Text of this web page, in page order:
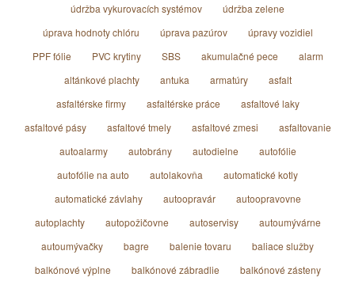
údržba vykurovacích systémov
údržba zelene
úprava hodnoty chlóru
úprava pazúrov
úpravy vozidiel
PPF fólie
PVC krytiny SBS akumulačné pece
alarm
altánkové plachty
antuka armatúry
asfalt
asfaltérske firmy
asfaltérske práce
asfaltové laky
asfaltové pásy
asfaltové tmely asfaltové zmesi
asfaltovanie
autoalarmy
autobrány autodielne
autofólie
autofólie na auto
autolakovňa
automatické kotly
automatické závlahy
autoopravár
autoopravovne
autoplachty
autopožičovne autoservisy
autoumývárne
autoumývačky
bagre balenie tovaru
baliace služby
balkónové výplne
balkónové zábradlie
balkónové zásteny